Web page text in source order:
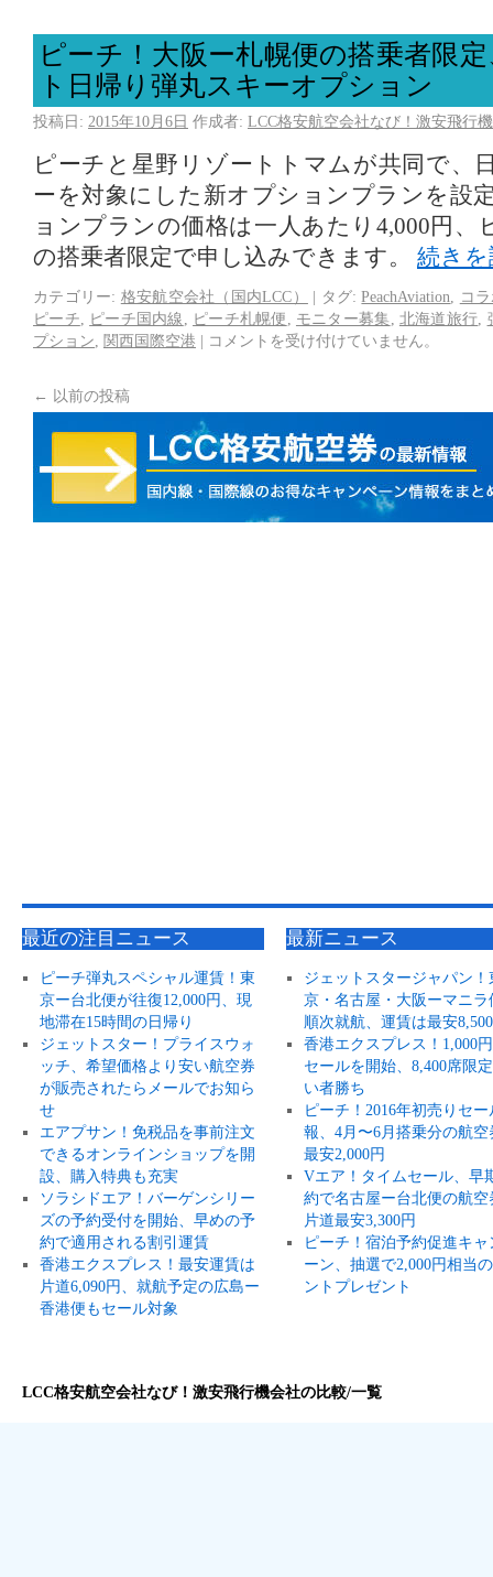
ピーチ！大阪ー札幌便の搭乗者限
ト日帰り弾丸スキーオプション
投稿日: 2015年10月6日 作成者: LCC格安航空会社なび！激安飛行
ピーチと星野リゾートトマムが共同で、
ーを対象にした新オプションプランを設
ョンプランの価格は一人あたり4,000円、
の搭乗者限定で申し込みできます。 続き
カテゴリー: 格安航空会社（国内LCC） | タグ: PeachAviation
コ
ピーチ
ピーチ国内線 ピーチ札幌便 モニター募集 北海道旅行
プション
関西国際空港 | コメントを受け付けていません。
← 以前の投稿
最近の注目ニュース
ピーチ弾丸スペシャル運賃！東
京ー台北便が往復12,000円、現
地滞在15時間の日帰り
ジェットスター！プライスウォ
ッチ、希望価格より安い航空券
が販売されたらメールでお知ら
せ
エアプサン！免税品を事前注文
できるオンラインショップを開
設、購入特典も充実
ソラシドエア！バーゲンシリー
ズの予約受付を開始、早めの予
約で適用される割引運賃
香港エクスプレス！最安運賃は
片道6,090円、就航予定の広島ー
香港便もセール対象
最新ニュース
ジェットスタージャパン！
京・名古屋・大阪ーマニラ
順次就航、運賃は最安
香港エクスプレス！1,000
セールを開始、8,400席限
い者勝ち
ピーチ！2016年初売りセー
報、4月〜6月搭乗分の航空
最安2,000円
Vエア！タイムセール、早
約で名古屋ー台北便の航空
片道最安3,300円
ピーチ！宿泊予約促進キャ
ーン、抽選で2,000円相当
ントプレゼント
LCC格安航空会社なび！激安飛行機会社の比較/一覧